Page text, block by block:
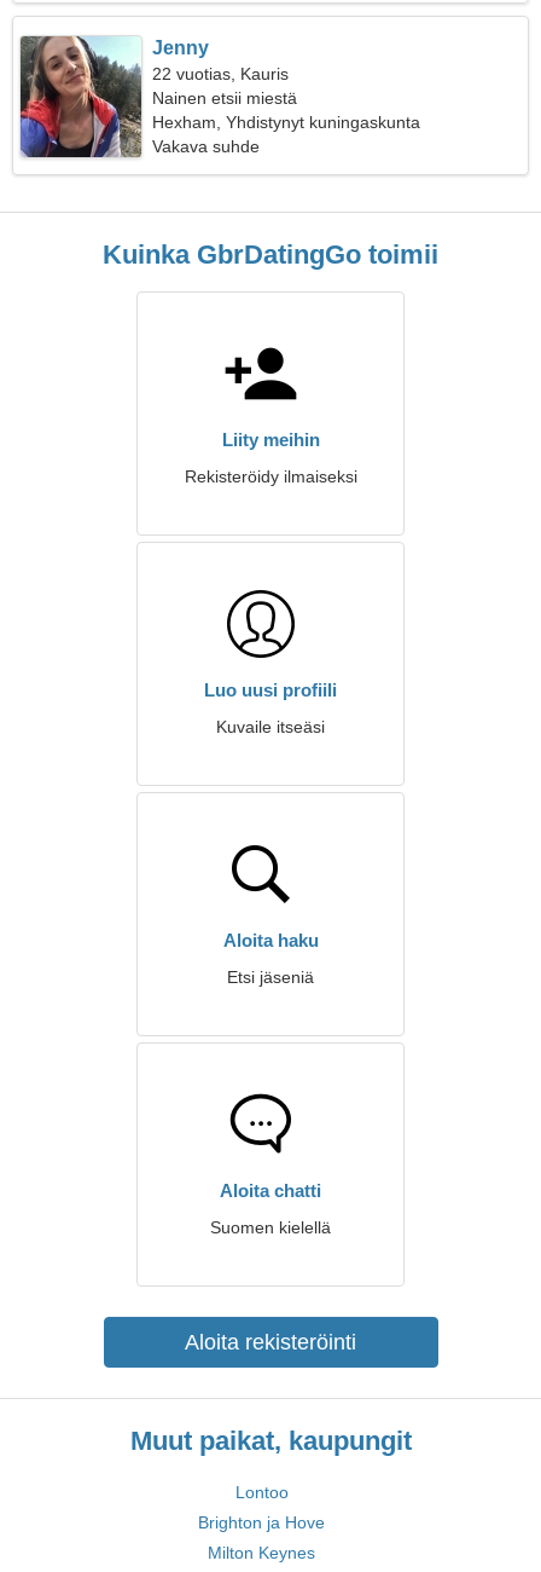
Jenny
22 vuotias, Kauris
Nainen etsii miestä
Hexham, Yhdistynyt kuningaskunta
Vakava suhde
Kuinka GbrDatingGo toimii
Liity meihin
Rekisteröidy ilmaiseksi
Luo uusi profiili
Kuvaile itseäsi
Aloita haku
Etsi jäseniä
Aloita chatti
Suomen kielellä
Aloita rekisteröinti
Muut paikat, kaupungit
Lontoo
Brighton ja Hove
Milton Keynes